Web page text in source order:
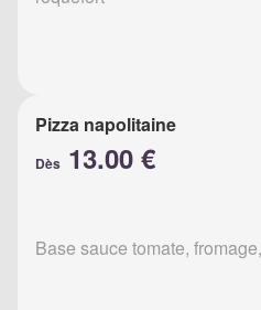
Pizza napolitaine
Dès 13.00 €
Base sauce tomate,